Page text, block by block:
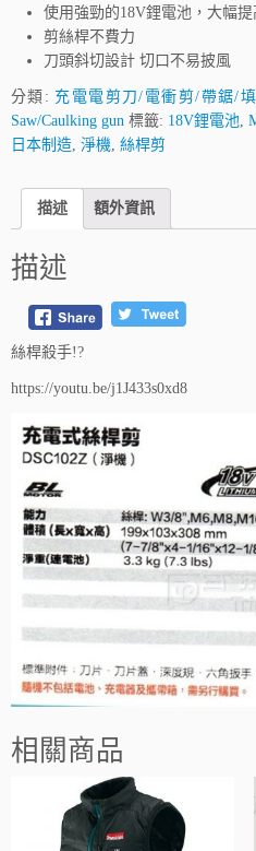
使用強勁的18V鋰電池，大幅提
剪絲桿不費力
刀頭斜切設計 切口不易披風
分類: 充電電剪刀/電衝剪/帶鋸/填
Saw/Caulking gun 標籤: 18V鋰電池
日本制造 淨機 絲桿剪
描述 額外資訊
描述
絲桿殺手!?
https://youtu.be/j1J433s0xd8
相關商品